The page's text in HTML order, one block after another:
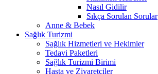
Nasıl Gidilir
Sıkça Sorulan Sorular
Anne & Bebek
Sağlık Turizmi
Sağlık Hizmetleri ve Hekimler
Tedavi Paketleri
Sağlık Turizmi Birimi
Hasta ve Ziyaretçiler